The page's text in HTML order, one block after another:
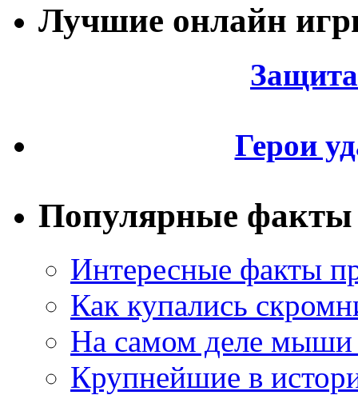
Лучшие онлайн
Герои
Популярные факты
Интересные факты
Как купались
На самом деле мыши
Крупнейшие в